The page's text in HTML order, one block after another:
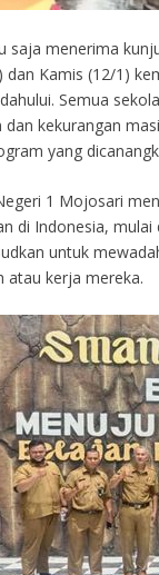
saja menerima
Kamis (12/1)
Semua
kekurangan
yang
1 Mojosari
di Indonesia,
untuk
atau kerja mereka.